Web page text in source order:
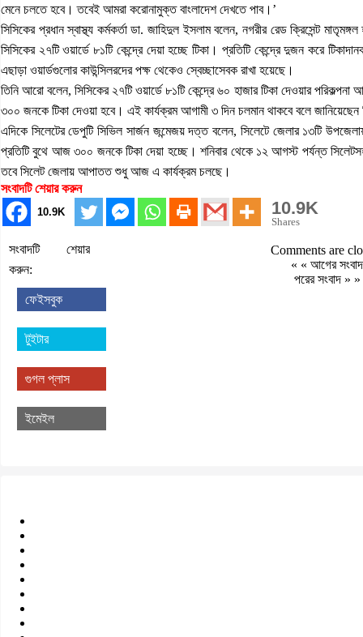
মেনে চলতে হবে। তবেই আমরা করোনামুক্ত বাংলাদেশ দেখতে পাব।’
সিসিকের প্রধান স্বাস্থ্য কর্মকর্তা ডা. জাহিদুল ইসলাম বলেন, নগরীর রেড ক্রিসেন্ট
সিসিকের ২৭টি ওয়ার্ডে ৮১টি কেন্দ্রে দেয়া হচ্ছে টিকা। প্রতিটি কেন্দ্রে দুজন করে
এছাড়া ওয়ার্ডগুলোর কাউন্সিলরদের পক্ষ থেকেও স্বেচ্ছাসেবক রাখা হয়েছে।
তিনি আরো বলেন, সিসিকের ২৭টি ওয়ার্ডে ৮১টি কেন্দ্রে ৬০ হাজার টিকা দেওয়ার
৩০০ জনকে টিকা দেওয়া হবে। এই কার্যক্রম আগামী ৩ দিন চলমান থাকবে বলে জানিয়েছেন
এদিকে সিলেটের ডেপুটি সিভিল সার্জন জন্মেজয় দত্ত বলেন, সিলেটে জেলার ১৩টি
প্রতিটি বুথে আজ ৩০০ জনকে টিকা দেয়া হচ্ছে। শনিবার থেকে ১২ আগস্ট পর্যন্ত
তবে সিলেট জেলায় আপাতত শুধু আজ এ কার্যক্রম চলছে।
সংবাদটি শেয়ার করুন
10.9K 10.9K
Shares
সংবাদটি শেয়ার
করুন:
ফেইসবুক
টুইটার
গুগল প্লাস
ইমেইল
Comments are
« « আগের সংবাদ
পরের সংবাদ » »